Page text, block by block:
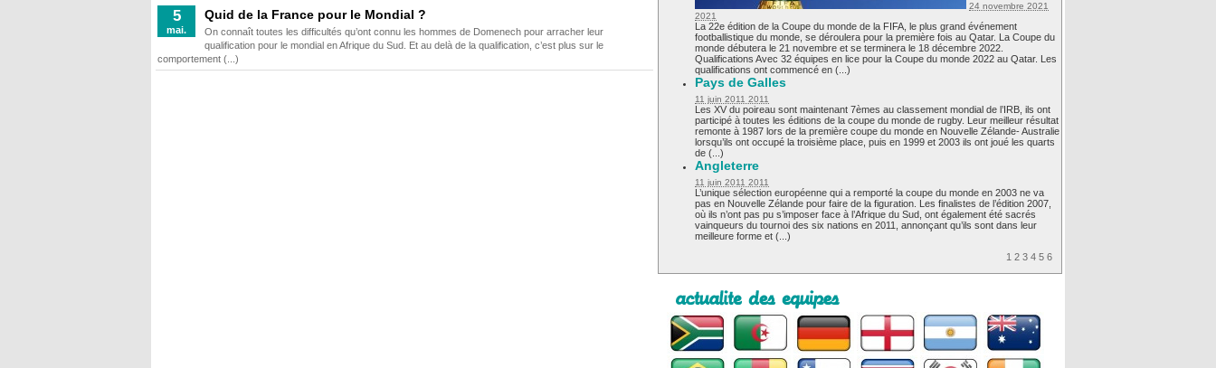
5
mai.
Quid de la France pour le Mondial ?
On connaît toutes les difficultés qu’ont connu les hommes de Domenech pour arracher leur
qualification pour le mondial en Afrique du Sud. Et au delà de la qualification, c’est plus sur le
comportement (...)
24 novembre 2021
2021
La 22e édition de la Coupe du monde de la FIFA, le plus grand événement
footballistique du monde, se déroulera pour la première fois au Qatar. La Coupe du
monde débutera le 21 novembre et se terminera le 18 décembre 2022.
Qualifications Avec 32 équipes en lice pour la Coupe du monde 2022 au Qatar. Les
qualifications ont commencé en (...)
Pays de Galles
11 juin 2011 2011
Les XV du poireau sont maintenant 7èmes au classement mondial de l’IRB, ils ont
participé à toutes les éditions de la coupe du monde de rugby. Leur meilleur résultat
remonte à 1987 lors de la première coupe du monde en Nouvelle Zélande- Australie
lorsqu’ils ont occupé la troisième place, puis en 1999 et 2003 ils ont joué les quarts
de (...)
Angleterre
11 juin 2011 2011
L’unique sélection européenne qui a remporté la coupe du monde en 2003 ne va
pas en Nouvelle Zélande pour faire de la figuration. Les finalistes de l’édition 2007,
où ils n’ont pas pu s’imposer face à l’Afrique du Sud, ont également été sacrés
vainqueurs du tournoi des six nations en 2011, annonçant qu’ils sont dans leur
meilleure forme et (...)
1 2 3 4 5 6